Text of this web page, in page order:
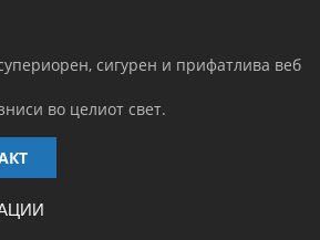
сигурен и прифатлива веб
во целиот свет.